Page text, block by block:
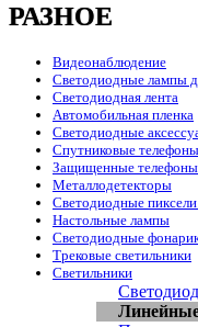
РАЗНОЕ
Видеонаблюдение
Светодиодные лампы
Светодиодная лента
Автомобильная пленка
Светодиодные
Спутниковые телефоны
Защищенные
Металлодетекторы
Светодиодные
Настольные лампы
Светодиодные
Трековые светильники
Светильники